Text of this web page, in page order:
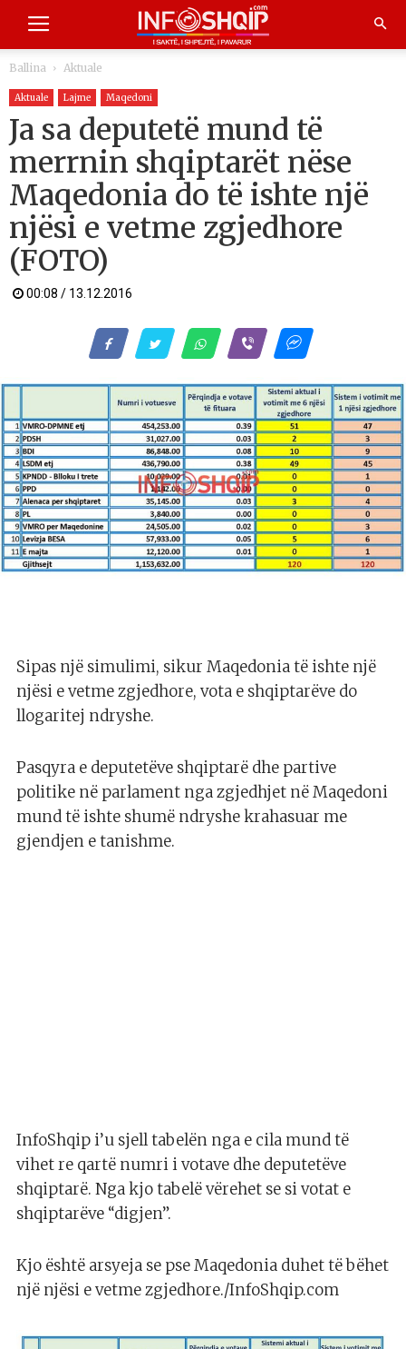
Ballina Aktuale
Aktuale Lajme Maqedoni
Ja sa deputetë mund të
merrnin shqiptarët nëse
Maqedonia do të ishte një
njësi e vetme zgjedhore
(FOTO)
00:08 / 13.12.2016
Sipas një simulimi, sikur Maqedonia të ishte një
njësi e vetme zgjedhore, vota e shqiptarëve do
llogaritej ndryshe.
Pasqyra e deputetëve shqiptarë dhe partive
politike në parlament nga zgjedhjet në Maqedoni
mund të ishte shumë ndryshe krahasuar me
gjendjen e tanishme.
InfoShqip i’u sjell tabelën nga e cila mund të
vihet re qartë numri i votave dhe deputetëve
shqiptarë. Nga kjo tabelë vërehet se si votat e
shqiptarëve “digjen”.
Kjo është arsyeja se pse Maqedonia duhet të bëhet
një njësi e vetme zgjedhore./InfoShqip.com